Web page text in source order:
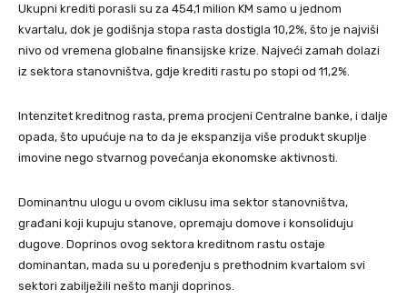
Ukupni krediti porasli su za 454,1 milion KM samo u jednom
kvartalu, dok je godišnja stopa rasta dostigla 10,2%, što je najviši
nivo od vremena globalne finansijske krize. Najveći zamah dolazi
iz sektora stanovništva, gdje krediti rastu po stopi od 11,2%.
Intenzitet kreditnog rasta, prema procjeni Centralne banke, i dalje
opada, što upućuje na to da je ekspanzija više produkt skuplje
imovine nego stvarnog povećanja ekonomske aktivnosti.
Dominantnu ulogu u ovom ciklusu ima sektor stanovništva,
građani koji kupuju stanove, opremaju domove i konsoliduju
dugove. Doprinos ovog sektora kreditnom rastu ostaje
dominantan, mada su u poređenju s prethodnim kvartalom svi
sektori zabilježili nešto manji doprinos.